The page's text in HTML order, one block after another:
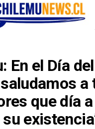
En el Día del
a
que día